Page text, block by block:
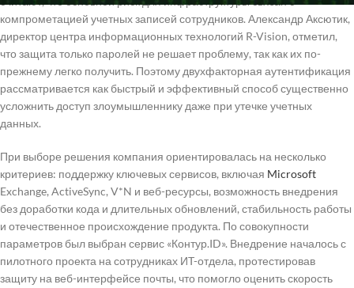
компрометацией учетных записей сотрудников. Александр Аксютик,
директор центра информационных технологий R-Vision, отметил,
что защита только паролей не решает проблему, так как их по-
прежнему легко получить. Поэтому двухфакторная аутентификация
рассматривается как быстрый и эффективный способ существенно
усложнить доступ злоумышленнику даже при утечке учетных
данных.
При выборе решения компания ориентировалась на несколько
критериев: поддержку ключевых сервисов, включая Microsoft
Exchange, ActiveSync, V*N и веб-ресурсы, возможность внедрения
без доработки кода и длительных обновлений, стабильность работы
и отечественное происхождение продукта. По совокупности
параметров был выбран сервис «Контур.ID». Внедрение началось с
пилотного проекта на сотрудниках ИT-отдела, протестировав
защиту на веб-интерфейсе почты, что помогло оценить скорость